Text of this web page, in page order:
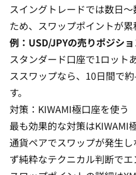
スイングトレードでは数日
ため、スワップポイントが累
例：USD/JPYの売りポジシ
スタンダード口座で1ロット
ススワップなら、10日間で
す。
対策：KIWAMI極口座を使う
最も効果的な対策はKIWAMI
通貨ペアでスワップが発生
ず純粋なテクニカル判断でエ